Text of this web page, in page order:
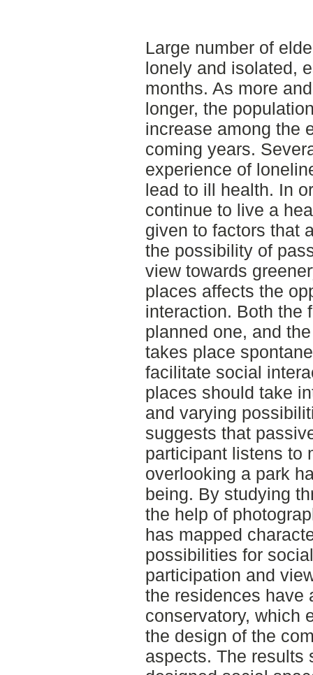
Large number of
lonely and isolated,
months. As more
longer, the
increase among the
coming years.
experience of
lead to ill health. In
continue to live a
given to factors that
the possibility of
view towards
places affects the
interaction. Both the
planned one, and
takes place
facilitate social
places should take
and varying
suggests that
participant listens to
overlooking a park
being. By studying
the help of
has mapped
possibilities for
participation and
the residences have
conservatory, which
the design of the
aspects. The results